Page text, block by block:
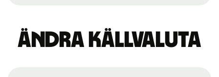
Ändra källvaluta